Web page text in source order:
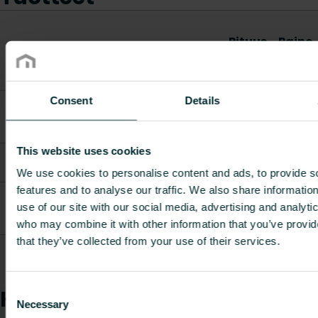
Consent Details
This website uses cookies
We use cookies to personalise content and ads, to provide
features and to analyse our traffic. We also share
use of our site with our social media, advertising and
who may combine it with other information that you’ve
that they’ve collected from your use of their services.
Selection
Necessary
Tuotenumero
Pituus
Paino
FDI01306940I0010
RAK4 Valve
TP22/33
RAK4 Valve
TP11/21 (White)
FDI01306944I001SCHRO
RAK4 Valve
TP22/33
(Chrome)
90 -
RAK4 Valve
(Chrome)
Kuinka voimme auttaa